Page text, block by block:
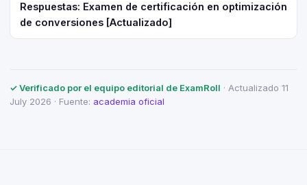
Respuestas: Examen de certificación en optimización
de conversiones [Actualizado]
✓ Verificado por el equipo editorial de ExamRoll · Actualizado 11
July 2026 · Fuente: academia oficial